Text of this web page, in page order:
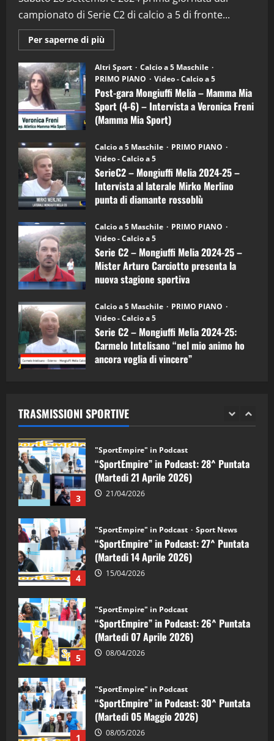
campionato di Serie C2 di calcio a 5 di fronte...
Per saperne di più
informazioni
Post-
gara
Mongiuffi
Melia
–
Mamma
Mia
Sport
6)
–
Intervista
a
mister
Arturo
Carciotto
(Mongiuffi
Altri Sport
Calcio a 5 Maschile
PRIMO PIANO
Video - Calcio a 5
Post-gara Mongiuffi Melia – Mamma Mia
Sport (4-6) – Intervista a Veronica Freni
(Mamma Mia Sport)
Calcio a 5 Maschile
PRIMO PIANO
Video - Calcio a 5
SerieC2 – Mongiuffi Melia 2024-25 –
Intervista al laterale Mirko Merlino
punta di diamante rossoblù
Calcio a 5 Maschile
PRIMO PIANO
Video - Calcio a 5
Serie C2 – Mongiuffi Melia 2024-25 –
Mister Arturo Carciotto presenta la
nuova stagione sportiva
Calcio a 5 Maschile
PRIMO PIANO
Video - Calcio a 5
Serie C2 – Mongiuffi Melia 2024-25:
Carmelo Intelisano “nel mio animo ho
ancora voglia di vincere”
TRASMISSIONI SPORTIVE
2 28/04/2026
3
"SportEmpire" in Podcast
“SportEmpire” in Podcast: 28^ Puntata
(Martedi 21 Aprile 2026)
21/04/2026
4
“SportEmpire” in Podcast: 27^ Puntata
(Martedi 14 Aprile 2026)
15/04/2026
5
“SportEmpire” in Podcast: 26^ Puntata
(Martedi 07 Aprile 2026)
08/04/2026
1
“SportEmpire” in Podcast: 30^ Puntata
(Martedi 05 Maggio 2026)
08/05/2026
2 28/04/2026
3
"SportEmpire" in Podcast
“SportEmpire” in Podcast: 28^ Puntata
(Martedi 21 Aprile 2026)
21/04/2026
4
"SportEmpire" in Podcast Sport News
“SportEmpire” in Podcast: 27^ Puntata
(Martedi 14 Aprile 2026)
15/04/2026
5
"SportEmpire" in Podcast
“SportEmpire” in Podcast: 26^ Puntata
(Martedi 07 Aprile 2026)
08/04/2026
1
"SportEmpire" in Podcast
“SportEmpire” in Podcast: 30^ Puntata
(Martedi 05 Maggio 2026)
08/05/2026